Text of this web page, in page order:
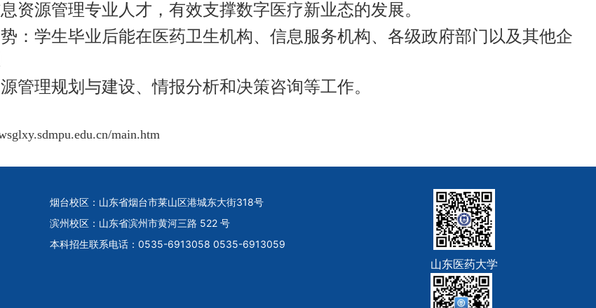
资源管理专业人才，有效支撑数字医疗新业态的发展。
：学生毕业后能在医药卫生机构、信息服务机构、各级政府部门以及其他企
管理规划与建设、情报分析和决策咨询等工作。
main.htm
烟台校区：山东省烟台市莱山区港城东大街318号
滨州校区：山东省滨州市黄河三路 522 号
本科招生联系电话：0535-6913058 0535-6913059
山东医药大学